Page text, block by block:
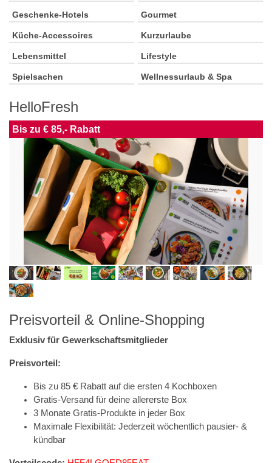
Geschenke-Hotels Gourmet
Küche-Accessoires Kurzurlaube
Lebensmittel Lifestyle
Spielsachen Wellnessurlaub & Spa
HelloFresh
Bis zu € 85,- Rabatt
Preisvorteil & Online-Shopping
Exklusiv für Gewerkschaftsmitglieder
Preisvorteil:
Bis zu 85 € Rabatt auf die ersten 4 Kochboxen
Gratis-Versand für deine allererste Box
3 Monate Gratis-Produkte in jeder Box
Maximale Flexibilität: Jederzeit wöchentlich pausier- &
kündbar